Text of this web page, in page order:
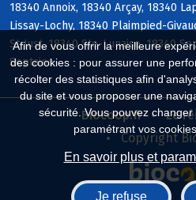
Afin de vous offrir la meilleure
des cookies : pour assurer une
récolter des statistiques afin
du site et vous proposer une
sécurité. Vous pouvez
paramétrant vos
En savoir plus et
Je refuse
18340 Annoix, 18340 Arçay, 18340
Lissay-Lochy, 18340 Plaimpied-
St-Just, 18340 Ste-Lunaise, 18340
Septaine
Biocoop.fr
Le
Copyright